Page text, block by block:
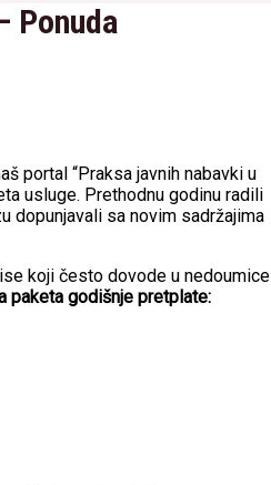
Ponuda
portal “Praksa javnih nabavki u
usluge. Prethodnu godinu radili
dopunjavali sa novim sadržajima
koji često dovode u nedoumice
paketa godišnje pretplate: